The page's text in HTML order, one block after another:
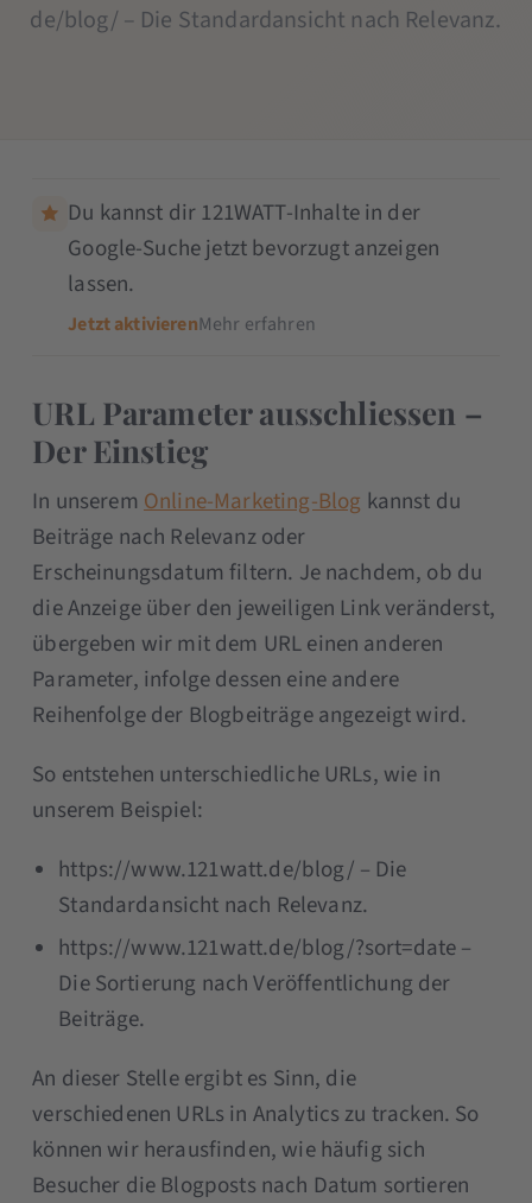
de/blog/ – Die Standardansicht nach Relevanz.
Du kannst dir 121WATT-Inhalte in der
Google-Suche jetzt bevorzugt anzeigen
lassen.
Jetzt aktivierenMehr erfahren
URL Parameter ausschliessen –
Der Einstieg
In unserem Online-Marketing-Blog kannst du
Beiträge nach Relevanz oder
Erscheinungsdatum filtern. Je nachdem, ob du
die Anzeige über den jeweiligen Link veränderst,
übergeben wir mit dem URL einen anderen
Parameter, infolge dessen eine andere
Reihenfolge der Blogbeiträge angezeigt wird.
So entstehen unterschiedliche URLs, wie in
unserem Beispiel:
https://www.121watt.de/blog/ – Die
Standardansicht nach Relevanz.
https://www.121watt.de/blog/?sort=date –
Die Sortierung nach Veröffentlichung der
Beiträge.
An dieser Stelle ergibt es Sinn, die
verschiedenen URLs in Analytics zu tracken. So
können wir herausfinden, wie häufig sich
Besucher die Blogposts nach Datum sortieren